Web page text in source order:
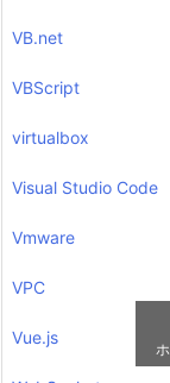
VB.net
VBScript
virtualbox
Visual Studio Code
Vmware
VPC
Vue.js